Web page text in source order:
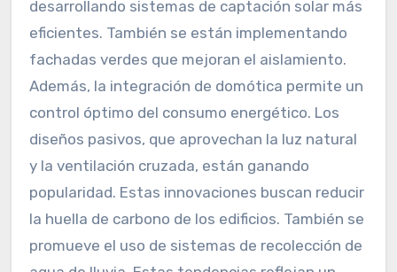
desarrollando sistemas de captación solar más
eficientes. También se están implementando
fachadas verdes que mejoran el aislamiento.
Además, la integración de domótica permite un
control óptimo del consumo energético. Los
diseños pasivos, que aprovechan la luz natural
y la ventilación cruzada, están ganando
popularidad. Estas innovaciones buscan reducir
la huella de carbono de los edificios. También se
promueve el uso de sistemas de recolección de